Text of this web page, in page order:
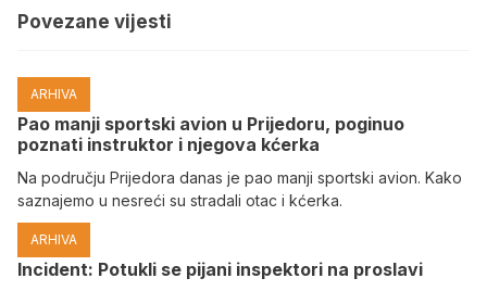
Povezane vijesti
ARHIVA
Pao manji sportski avion u Prijedoru, poginuo
poznati instruktor i njegova kćerka
Na području Prijedora danas je pao manji sportski avion. Kako
saznajemo u nesreći su stradali otac i kćerka.
ARHIVA
Incident: Potukli se pijani inspektori na proslavi